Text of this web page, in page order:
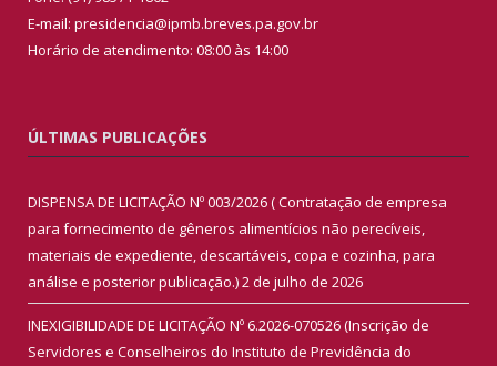
E-mail: presidencia@ipmb.breves.pa.gov.br
Horário de atendimento: 08:00 às 14:00
ÚLTIMAS PUBLICAÇÕES
DISPENSA DE LICITAÇÃO Nº 003/2026 ( Contratação de empresa
para fornecimento de gêneros alimentícios não perecíveis,
materiais de expediente, descartáveis, copa e cozinha, para
análise e posterior publicação.)2 de julho de 2026
INEXIGIBILIDADE DE LICITAÇÃO Nº 6.2026-070526 (Inscrição de
Servidores e Conselheiros do Instituto de Previdência do